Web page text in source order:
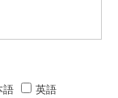
語
英語